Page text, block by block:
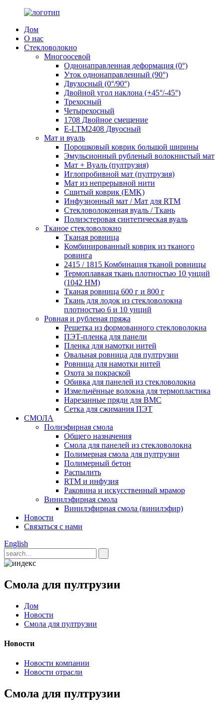
Дом
О нас
Стекловолокно
Многоосевой
Однонаправленная деформация (0°)
Уток однонаправленный (90°)
Двухосный (0°/90°)
Двойной угол наклона (+45°/-45°)
Трехосный
Четырехосный
1708 Двойное смещение
E-LTM2408 Двуосный
Мат и вуаль
Порошковый коврик большой ширины
Эмульсионный рубленый волокнистый мат
Мат + Вуаль (пултрузия)
Иглопробивной мат (пултрузия)
Мат из непрерывной нити
Сшитый коврик (EMK)
Инфузионный мат / Мат для RTM
Стекловолоконная вуаль / Ткань
Полиэстеровая синтетическая вуаль
Тканое стекловолокно
Тканая ровница
Комбинированный коврик из тканого
ровинга
2415 / 1815 Комбинация тканой ровницы
Термоплавкая ткань плотностью 10 унций
(1042 HM)
Тканая ровница 600 г и 800 г
Ткань для лодок из стекловолокна
плотностью 6 и 10 унций
Ровная и рубленая пряжа
Решетка из формованного стекловолокна
ПЭТ-пленка для панели
Пленка для намотки нитей
Овальная ровница для пултрузии
Ровница для намотки нитей
Охота за покраской
Обивка для панелей из стекловолокна
Измельчённые волокна для термопластика
Нарезанные пряди для BMC
Сетка для сжимания ПЭТ
СМОЛА
Полиэфирная смола
Общего назначения
Смола для панелей из стекловолокна
Полимерная смола для пултрузии
Полимерный бетон
Распылить
RTM и инфузия
Раковина и искусственный мрамор
Винилэфирная смола
Винилэфирная смола (винилэфир)
Новости
Связаться с нами
English
Смола для пултрузии
Дом
Новости
Смола для пултрузии
Новости
Новости компании
Новости отрасли
Смола для пултрузии